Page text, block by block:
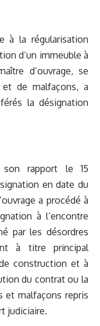
à la régularisation
d’un immeuble à
d’ouvrage, se
et de malfaçons, a
la désignation
rapport le 15
en date du
a procédé à
à l’encontre
par les désordres
à titre principal
construction et à
du contrat ou la
et malfaçons repris
judiciaire.